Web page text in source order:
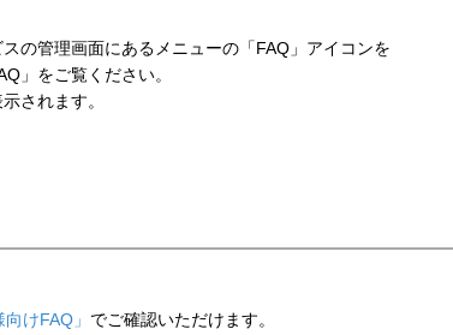
の管理画面にあるメニューの「FAQ」アイコンを
」をご覧ください。
されます。
けFAQ」 でご確認いただけます。